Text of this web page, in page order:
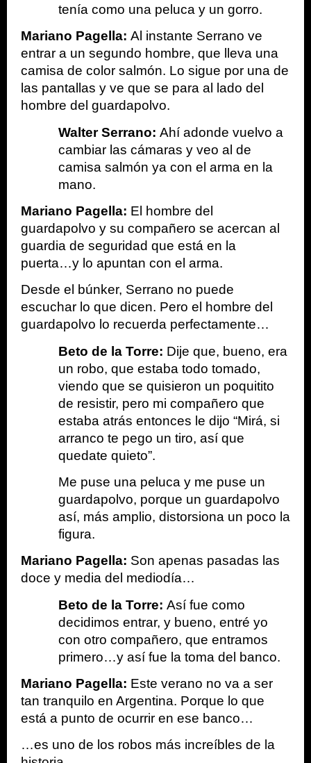
tenía como una peluca y un gorro.
Mariano Pagella: Al instante Serrano ve
entrar a un segundo hombre, que lleva una
camisa de color salmón. Lo sigue por una de
las pantallas y ve que se para al lado del
hombre del guardapolvo.
Walter Serrano: Ahí adonde vuelvo a
cambiar las cámaras y veo al de
camisa salmón ya con el arma en la
mano.
Mariano Pagella: El hombre del
guardapolvo y su compañero se acercan al
guardia de seguridad que está en la
puerta…y lo apuntan con el arma.
Desde el búnker, Serrano no puede
escuchar lo que dicen. Pero el hombre del
guardapolvo lo recuerda perfectamente…
Beto de la Torre: Dije que, bueno, era
un robo, que estaba todo tomado,
viendo que se quisieron un poquitito
de resistir, pero mi compañero que
estaba atrás entonces le dijo “Mirá, si
arranco te pego un tiro, así que
quedate quieto”.
Me puse una peluca y me puse un
guardapolvo, porque un guardapolvo
así, más amplio, distorsiona un poco la
figura.
Mariano Pagella: Son apenas pasadas las
doce y media del mediodía…
Beto de la Torre: Así fue como
decidimos entrar, y bueno, entré yo
con otro compañero, que entramos
primero…y así fue la toma del banco.
Mariano Pagella: Este verano no va a ser
tan tranquilo en Argentina. Porque lo que
está a punto de ocurrir en ese banco…
…es uno de los robos más increíbles de la